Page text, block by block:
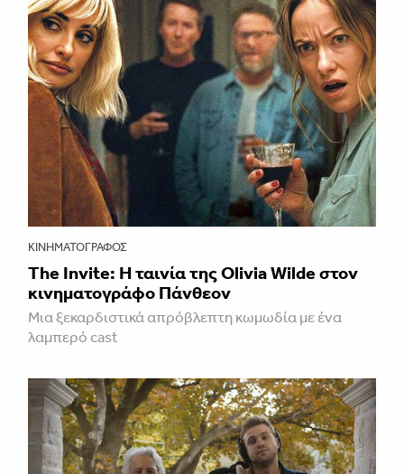
ΚΙΝΗΜΑΤΟΓΡΆΦΟΣ
The Invite: Η ταινία της Olivia Wilde στον
κινηματογράφο Πάνθεον
Μια ξεκαρδιστικά απρόβλεπτη κωμωδία με ένα
λαμπερό cast